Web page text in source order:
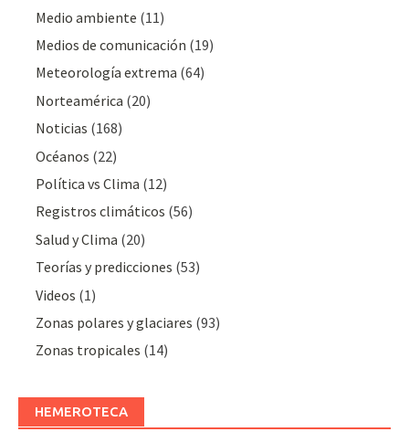
Medio ambiente (11)
Medios de comunicación (19)
Meteorologí­a extrema (64)
Norteamérica (20)
Noticias (168)
Océanos (22)
Polí­tica vs Clima (12)
Registros climáticos (56)
Salud y Clima (20)
Teorías y predicciones (53)
Videos (1)
Zonas polares y glaciares (93)
Zonas tropicales (14)
HEMEROTECA